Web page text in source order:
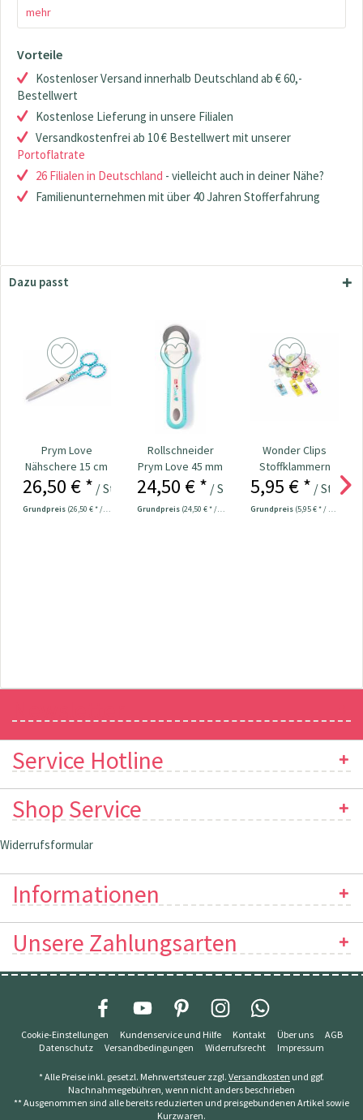
mehr
Vorteile
Kostenloser Versand innerhalb Deutschland ab € 60,-
Bestellwert
Kostenlose Lieferung in unsere Filialen
Versandkostenfrei ab 10 € Bestellwert mit unserer
Portoflatrate
26 Filialen in Deutschland - vielleicht auch in deiner Nähe?
Familienunternehmen mit über 40 Jahren Stofferfahrung
Dazu passt
Prym Love
Nähschere 15 cm
Nr. 610541
26,50 € * / Stück
Grundpreis (26,50 € * / 1 Stück)
Rollschneider
Prym Love 45 mm
24,50 € * / Stück
Grundpreis (24,50 € * / 1 Stück)
Wonder Clips
Stoffklammern
klein - 20 Stück
5,95 € * / Stück
Grundpreis (5,95 € * / 1 Stück)
Service Hotline
Shop Service
Widerrufsformular
Informationen
Unsere Zahlungsarten
Cookie-Einstellungen Kundenservice und Hilfe Kontakt Über uns
AGB
Datenschutz
Versandbedingungen Widerrufsrecht Impressum
* Alle Preise inkl. gesetzl. Mehrwertsteuer zzgl. Versandkosten und ggf.
Nachnahmegebühren, wenn nicht anders beschrieben
** Ausgenommen sind alle bereits reduzierten und preisgebundenen Artikel sowie
Kurzwaren.